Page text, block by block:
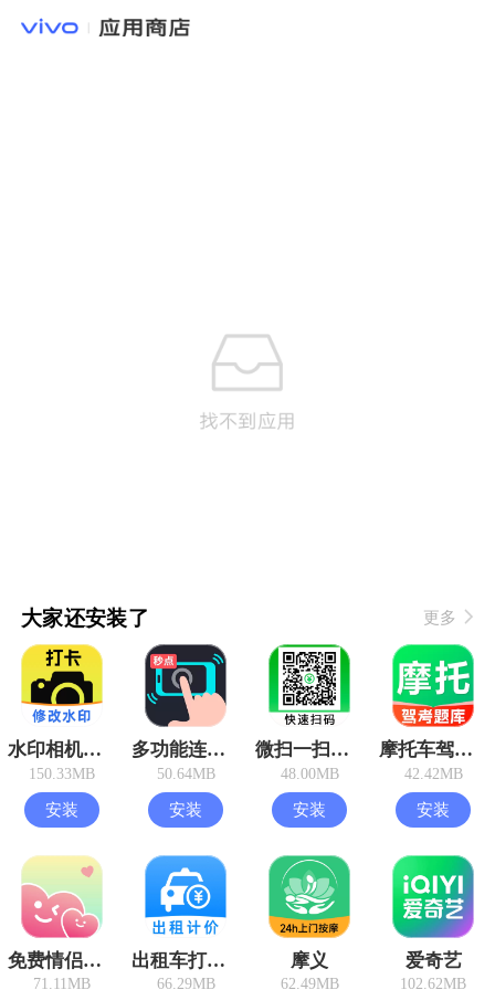
大家还安装了 更多
水印相机打卡版
150.33MB
安装
多功能连点器
50.64MB
安装
微扫一扫查二维码
48.00MB
安装
摩托车驾考过关
42.42MB
安装
免费情侣手机定位
71.11MB
出租车打表助手
66.29MB
摩义
62.49MB
爱奇艺
102.62MB